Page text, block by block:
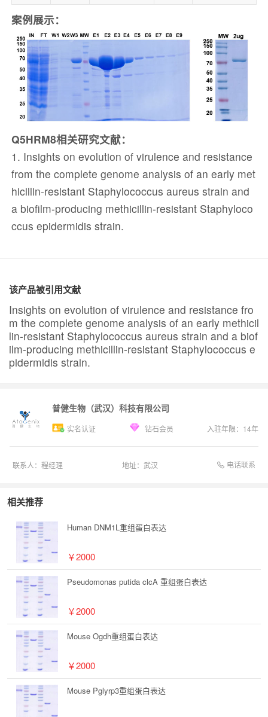
案例展示：
Q5HRM8相关研究文献：
1. Insights on evolution of virulence and resistance
from the complete genome analysis of an early met
hicillin-resistant Staphylococcus aureus strain and
a biofilm-producing methicillin-resistant Staphyloco
ccus epidermidis strain.
该产品被引用文献
Insights on evolution of virulence and resistance fro
m the complete genome analysis of an early methicil
lin-resistant Staphylococcus aureus strain and a biof
ilm-producing methicillin-resistant Staphylococcus e
pidermidis strain.
普健生物（武汉）科技有限公司
实名认证 钻石会员 入驻年限： 14年
联系人： 程经理 地址： 武汉 电话联系
相关推荐
Human DNM1L重组蛋白表达
￥2000
Pseudomonas putida clcA 重组蛋白表达
￥2000
Mouse Ogdh重组蛋白表达
￥2000
Mouse Pglyrp3重组蛋白表达